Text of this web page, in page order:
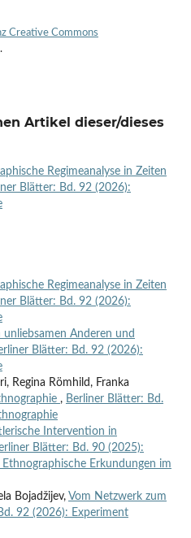
Creative Commons
.
Artikel dieser/dieses
Regimeanalyse in Zeiten
Blätter: Bd. 92 (2026):
Regimeanalyse in Zeiten
Blätter: Bd. 92 (2026):
unliebsamen Anderen und
Blätter: Bd. 92 (2026):
Regina Römhild, Franka
, Berliner Blätter: Bd.
Intervention in
Blätter: Bd. 90 (2025):
Erkundungen im
Bojadžijev, Vom Netzwerk zum
92 (2026): Experiment